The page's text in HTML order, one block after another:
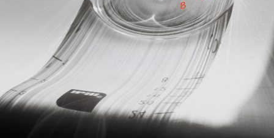
Centrifugadora para Ensalada Basic